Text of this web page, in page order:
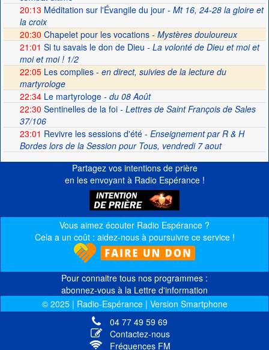
20:13 Méditation sur l'Évangile du jour- Mt 16, 24-28 la gloire et
la croix
20:30 Chapelet pour les vocations - Mystères douloureux
21:01 Si tu savais le don de Dieu - La volonté de Dieu et moi et
moi et moi ! 1/2
22:05Les complies - en direct, suivies de la lecture du
martyrologe
22:34Le martyrologe- du 08 Août
22:30 Sentinelles de la foi- Lettres de Saint François de Sales
37/106
23:01 Revivre les sessions d'été- Enseignement par R & H
Bordes lors de la Session pour Tous, vendredi 7 aout
Partagez vos intentions de prière
en les envoyant à Radio Espérance !
Vous aimez écouter Radio Espérance ?
Cela a un coût : aidez-nous à poursuivre ce service !
Pour connaitre tous nos programmes :
abonnez-vous à la Lettre d'information
© 2025 | Radio-Espérance | Version Smartphone
04 77 49 59 69
Contactez-nous
Fréquences FM